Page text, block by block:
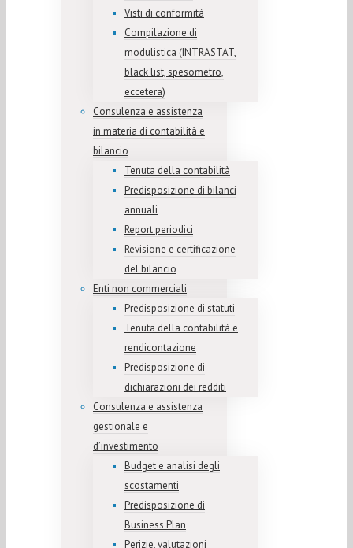
Visti di conformità
Compilazione di
modulistica (INTRASTAT,
black list, spesometro,
eccetera)
Consulenza e assistenza
in materia di contabilità e
bilancio
Tenuta della contabilità
Predisposizione di bilanci
annuali
Report periodici
Revisione e certificazione
del bilancio
Enti non commerciali
Predisposizione di statuti
Tenuta della contabilità e
rendicontazione
Predisposizione di
dichiarazioni dei redditi
Consulenza e assistenza
gestionale e
d’investimento
Budget e analisi degli
scostamenti
Predisposizione di
Business Plan
Perizie, valutazioni